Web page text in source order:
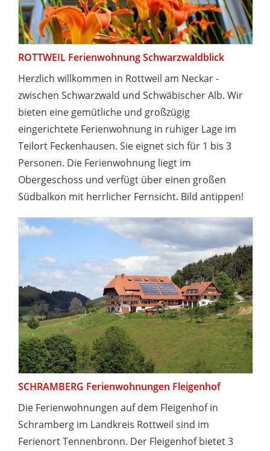
ROTTWEIL Ferienwohnung Schwarzwaldblick
Herzlich willkommen in Rottweil am Neckar -
zwischen Schwarzwald und Schwäbischer Alb. Wir
bieten eine gemütliche und großzügig
eingerichtete Ferienwohnung in ruhiger Lage im
Teilort Feckenhausen. Sie eignet sich für 1 bis 3
Personen. Die Ferienwohnung liegt im
Obergeschoss und verfügt über einen großen
Südbalkon mit herrlicher Fernsicht. Bild antippen!
SCHRAMBERG Ferienwohnungen Fleigenhof
Die Ferienwohnungen auf dem Fleigenhof in
Schramberg im Landkreis Rottweil sind im
Ferienort Tennenbronn. Der Fleigenhof bietet 3